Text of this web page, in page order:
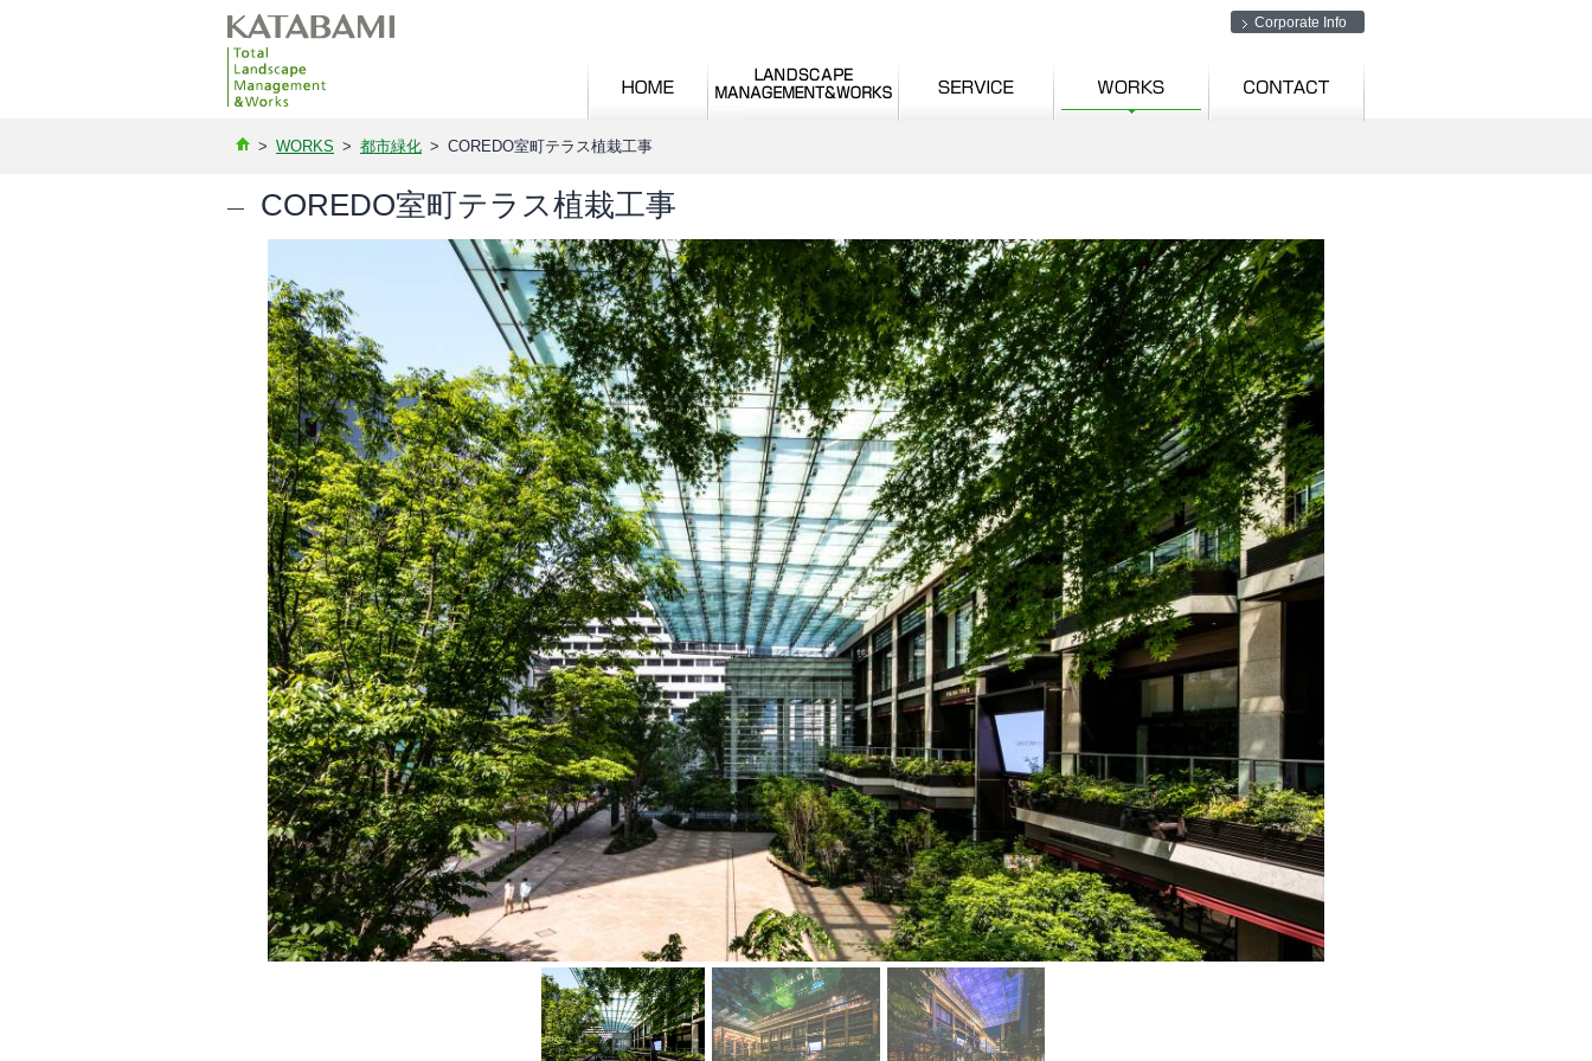
Corporate Info
> WORKS > 都市緑化 > COREDO室町テラス植栽工事
COREDO室町テラス植栽工事